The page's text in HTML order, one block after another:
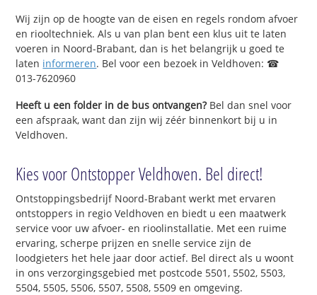
Wij zijn op de hoogte van de eisen en regels rondom afvoer
en riooltechniek. Als u van plan bent een klus uit te laten
voeren in Noord-Brabant, dan is het belangrijk u goed te
laten informeren. Bel voor een bezoek in Veldhoven: ☎
013-7620960
Heeft u een folder in de bus ontvangen?Bel dan snel voor
een afspraak, want dan zijn wij zéér binnenkort bij u in
Veldhoven.
Kies voor Ontstopper Veldhoven. Bel direct!
Ontstoppingsbedrijf Noord-Brabant werkt met ervaren
ontstoppers in regio Veldhoven en biedt u een maatwerk
service voor uw afvoer- en rioolinstallatie. Met een ruime
ervaring, scherpe prijzen en snelle service zijn de
loodgieters het hele jaar door actief. Bel direct als u woont
in ons verzorgingsgebied met postcode 5501, 5502, 5503,
5504, 5505, 5506, 5507, 5508, 5509 en omgeving.